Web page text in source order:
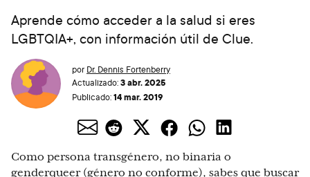
Aprende cómo acceder a la salud si eres
LGBTQIA+, con información útil de Clue.
por Dr. Dennis Fortenberry
Actualizado:3 abr. 2025
Publicado:14 mar. 2019
Como persona transgénero, no binaria o
genderqueer (género no conforme), sabes que buscar